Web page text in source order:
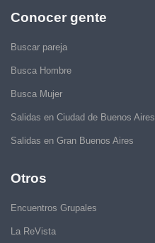
Conocer gente
Buscar pareja
Busca Hombre
Busca Mujer
Salidas en Ciudad de Buenos Aires
Salidas en Gran Buenos Aires
Otros
Encuentros Grupales
La ReVista